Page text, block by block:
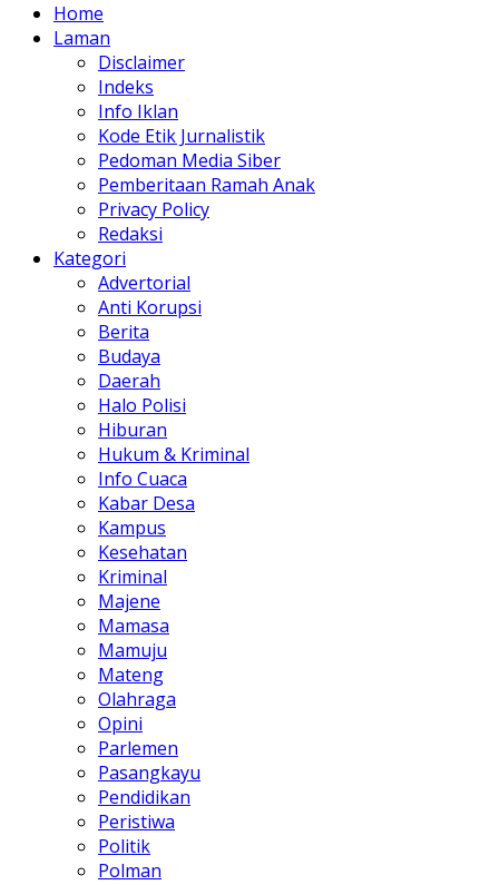
Home
Laman
Disclaimer
Indeks
Info Iklan
Kode Etik Jurnalistik
Pedoman Media Siber
Pemberitaan Ramah Anak
Privacy Policy
Redaksi
Kategori
Advertorial
Anti Korupsi
Berita
Budaya
Daerah
Halo Polisi
Hiburan
Hukum & Kriminal
Info Cuaca
Kabar Desa
Kampus
Kesehatan
Kriminal
Majene
Mamasa
Mamuju
Mateng
Olahraga
Opini
Parlemen
Pasangkayu
Pendidikan
Peristiwa
Politik
Polman